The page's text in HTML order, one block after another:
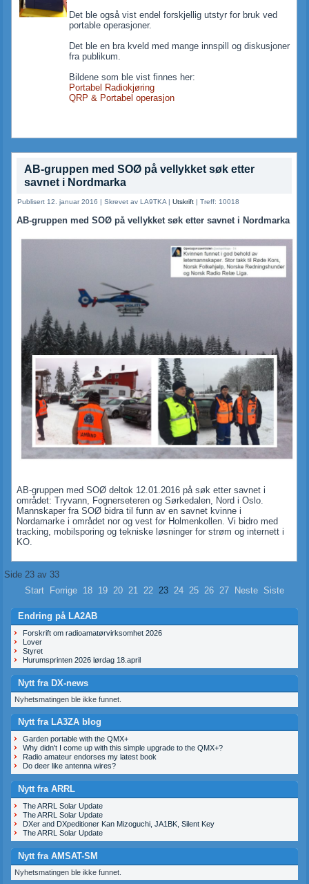
Det ble også vist endel forskjellig utstyr for bruk ved
portable operasjoner.
Det ble en bra kveld med mange innspill og diskusjoner
fra publikum.
Bildene som ble vist finnes her:
Portabel Radiokjøring
QRP & Portabel operasjon
AB-gruppen med SOØ på vellykket søk etter
savnet i Nordmarka
Publisert 12. januar 2016 |Skrevet av LA9TKA |Utskrift |Treff: 10018
AB-gruppen med SOØ på vellykket søk etter savnet i Nordmarka
AB-gruppen med SOØ deltok 12.01.2016 på søk etter savnet i
området: Tryvann, Fognerseteren og Sørkedalen, Nord i Oslo.
Mannskaper fra SOØ bidra til funn av en savnet kvinne i
Nordamarke i området nor og vest for Holmenkollen. Vi bidro med
tracking, mobilsporing og tekniske løsninger for strøm og internett i
KO.
Side 23 av 33
Start
Forrige 18 19 20 21 22 23 24 25 26 27 Neste Siste
Endring på LA2AB
Forskrift om radioamatørvirksomhet 2026
Lover
Styret
Hurumsprinten 2026 lørdag 18.april
Nytt fra DX-news
Nyhetsmatingen ble ikke funnet.
Nytt fra LA3ZA blog
Garden portable with the QMX+
Why didn't I come up with this simple upgrade to the QMX+?
Radio amateur endorses my latest book
Do deer like antenna wires?
Nytt fra ARRL
The ARRL Solar Update
The ARRL Solar Update
DXer and DXpeditioner Kan Mizoguchi, JA1BK, Silent Key
The ARRL Solar Update
Nytt fra AMSAT-SM
Nyhetsmatingen ble ikke funnet.